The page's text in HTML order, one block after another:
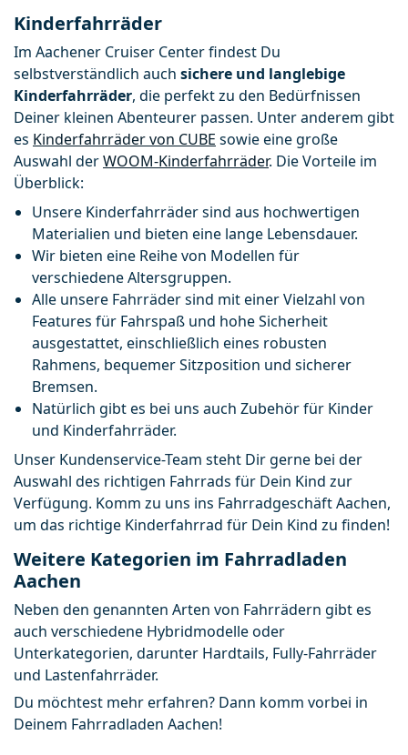
Kinderfahrräder
Im Aachener Cruiser Center findest Du
selbstverständlich auch sichere und langlebige
Kinderfahrräder, die perfekt zu den Bedürfnissen
Deiner kleinen Abenteurer passen. Unter anderem gibt
es Kinderfahrräder von CUBE sowie eine große
Auswahl der WOOM-Kinderfahrräder. Die Vorteile im
Überblick:
Unsere Kinderfahrräder sind aus hochwertigen
Materialien und bieten eine lange Lebensdauer.
Wir bieten eine Reihe von Modellen für
verschiedene Altersgruppen.
Alle unsere Fahrräder sind mit einer Vielzahl von
Features für Fahrspaß und hohe Sicherheit
ausgestattet, einschließlich eines robusten
Rahmens, bequemer Sitzposition und sicherer
Bremsen.
Natürlich gibt es bei uns auch Zubehör für Kinder
und Kinderfahrräder.
Unser Kundenservice-Team steht Dir gerne bei der
Auswahl des richtigen Fahrrads für Dein Kind zur
Verfügung. Komm zu uns ins Fahrradgeschäft Aachen,
um das richtige Kinderfahrrad für Dein Kind zu finden!
Weitere Kategorien im Fahrradladen
Aachen
Neben den genannten Arten von Fahrrädern gibt es
auch verschiedene Hybridmodelle oder
Unterkategorien, darunter Hardtails, Fully-Fahrräder
und Lastenfahrräder.
Du möchtest mehr erfahren? Dann komm vorbei in
Deinem Fahrradladen Aachen!